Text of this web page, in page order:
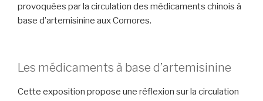
provoquées par la circulation des médicaments chinois à
base d’artemisinine aux Comores.
Les médicaments à base d’artemisinine
Cette exposition propose une réflexion sur la circulation